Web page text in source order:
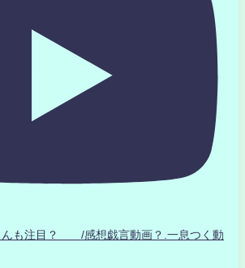
んも注目？ /感想戯言動画？.一息つく動